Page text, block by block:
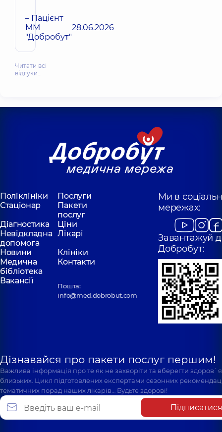
– Пацієнт
ММ
"Добробут"
28.06.2026
Читати всі
відгуки…
Поліклініки
Послуги
Стаціонар
Пакети
послуг
Діагностика
Ціни
Невідкладна
допомога
Лікарі
Новини
Клініки
Медична
бібліотека
Контакти
Вакансії
Пошта:
info@med.dobrobut.com
Ми в
мережах:
Завантажуй
Добробут:
Дізнавайся про пакети послуг першим!
Важлива інформація про те як не захворіти та вберегти
близьких. Цикл підготовлених експертами сезонних
тематичних порад наших лікарів… Будьте здорові!
Підписатися